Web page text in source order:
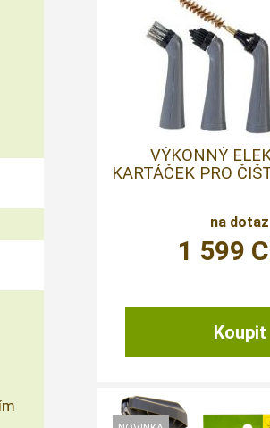
VÝKONNÝ
KARTÁČEK PRO
na dotaz
1 599